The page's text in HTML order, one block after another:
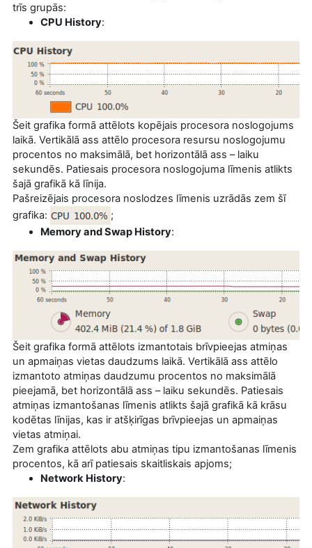
trīs grupās:
CPU History:
Šeit grafika formā attēlots kopējais procesora noslogojums
laikā. Vertikālā ass attēlo procesora resursu noslogojumu
procentos no maksimālā, bet horizontālā ass – laiku
sekundēs. Patiesais procesora noslogojuma līmenis atlikts
šajā grafikā kā līnija.
Pašreizējais procesora noslodzes līmenis uzrādās zem šī
grafika:
;
Memory and Swap History:
Šeit grafika formā attēlots izmantotais brīvpieejas atmiņas
un apmaiņas vietas daudzums laikā. Vertikālā ass attēlo
izmantoto atmiņas daudzumu procentos no maksimālā
pieejamā, bet horizontālā ass – laiku sekundēs. Patiesais
atmiņas izmantošanas līmenis atlikts šajā grafikā kā krāsu
kodētas līnijas, kas ir atšķirīgas brīvpieejas un apmaiņas
vietas atmiņai.
Zem grafika attēlots abu atmiņas tipu izmantošanas līmenis
procentos, kā arī patiesais skaitliskais apjoms;
Network History: